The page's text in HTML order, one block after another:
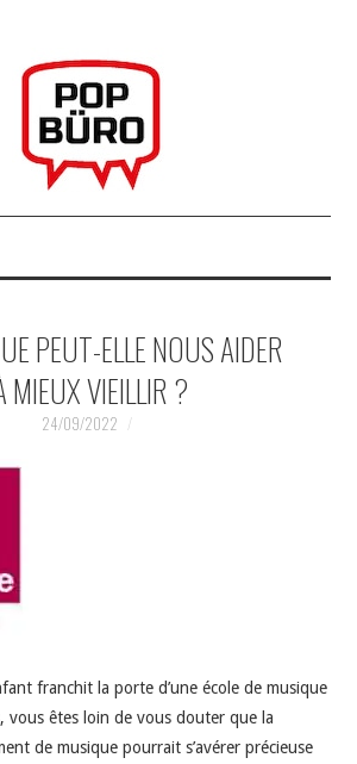
!
PEUT-ELLE NOUS AIDER
MIEUX VIEILLIR ?
24/09/2022
franchit la porte d’une école de musique
vous êtes loin de vous douter que la
de musique pourrait s’avérer précieuse